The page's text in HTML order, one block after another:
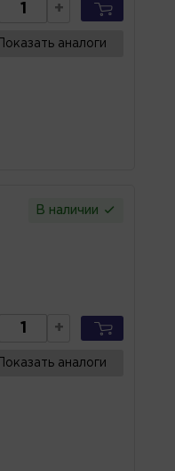
+
Показать аналоги
В наличии
+
Показать аналоги